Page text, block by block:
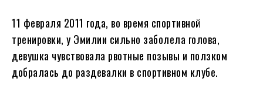
11 февраля 2011 года, во время спортивной
тренировки, у Эмилии сильно заболела голова,
девушка чувствовала рвотные позывы и ползком
добралась до раздевалки в спортивном клубе.